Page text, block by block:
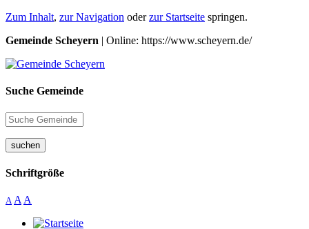
Zum Inhalt, zur Navigation oderzur Startseite springen.
Gemeinde Scheyern | Online: https://www.scheyern.de/
Suche Gemeinde
suchen
Schriftgröße
A A A